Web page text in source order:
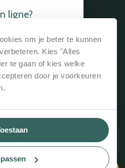
om je beter te kunnen
Kies "Alles
te gaan of kies welke
door je voorkeuren
ligne?
c'est toujours
donc toujours le
des arrangements